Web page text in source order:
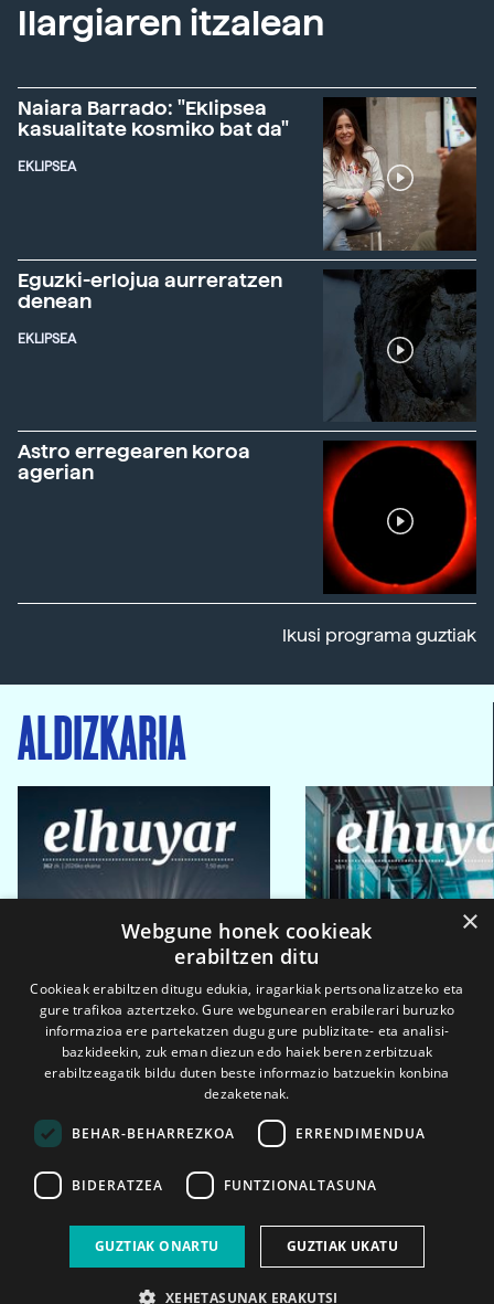
Ilargiaren itzalean
Naiara Barrado: "Eklipsea
kasualitate kosmiko bat da"
EKLIPSEA
Eguzki-erlojua aurreratzen
denean
EKLIPSEA
Astro erregearen koroa
agerian
Ikusi programa guztiak
ALDIZKARIA
2026ko eka. 1a 2026ko mar. 1a
×
Webgune honek cookieak
erabiltzen ditu
Cookieak erabiltzen ditugu edukia, iragarkiak pertsonalizatzeko eta
gure trafikoa aztertzeko. Gure webgunearen erabilerari buruzko
informazioa ere partekatzen dugu gure publizitate- eta analisi-
bazkideekin, zuk eman diezun edo haiek beren zerbitzuak
erabiltzeagatik bildu duten beste informazio batzuekin konbina
dezaketenak.
BEHAR-BEHARREZKOA ERRENDIMENDUA
BIDERATZEA FUNTZIONALTASUNA
GUZTIAK ONARTU GUZTIAK UKATU
XEHETASUNAK ERAKUTSI